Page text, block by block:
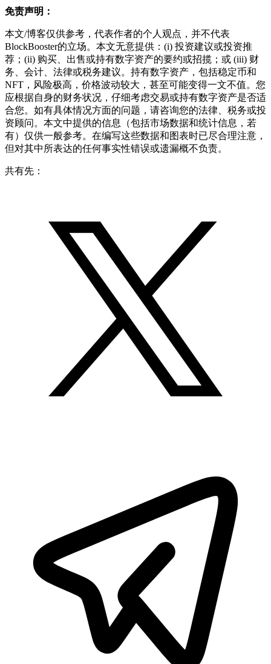
免责声明：
本文/博客仅供参考，代表作者的个人观点，并不代表
BlockBooster的立场。本文无意提供：(i) 投资建议或投资推
荐；(ii) 购买、出售或持有数字资产的要约或招揽；或 (iii) 财
务、会计、法律或税务建议。持有数字资产，包括稳定币和
NFT，风险极高，价格波动较大，甚至可能变得一文不值。您
应根据自身的财务状况，仔细考虑交易或持有数字资产是否适
合您。如有具体情况方面的问题，请咨询您的法律、税务或投
资顾问。本文中提供的信息（包括市场数据和统计信息，若
有）仅供一般参考。在编写这些数据和图表时已尽合理注意，
但对其中所表达的任何事实性错误或遗漏概不负责。
共有先：